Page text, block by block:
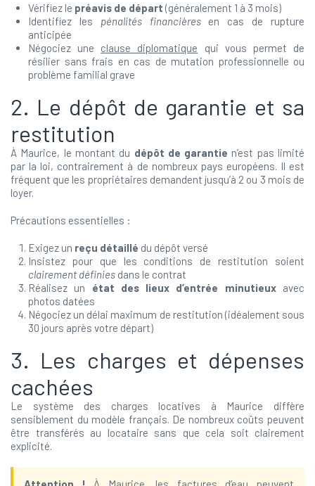
Vérifiez le préavis de départ (généralement 1 à 3 mois)
Identifiez les pénalités financièresen cas de rupture
anticipée
Négociez une clause diplomatique qui vous permet de
résilier sans frais en cas de mutation professionnelle ou
problème familial grave
2. Le dépôt de garantie et sa
restitution
À Maurice, le montant du dépôt de garantie n’est pas limité
par la loi, contrairement à de nombreux pays européens. Il est
fréquent que les propriétaires demandent jusqu’à 2 ou 3 mois de
loyer.
Précautions essentielles :
Exigez un reçu détaillé du dépôt versé
Insistez pour que les conditions de restitution soient
clairement définies dans le contrat
Réalisez un état des lieux d’entrée minutieuxavec
photos datées
Négociez un délai maximum de restitution (idéalement sous
30 jours après votre départ)
3. Les charges et dépenses
cachées
Le système des charges locatives à Maurice diffère
sensiblement du modèle français. De nombreux coûts peuvent
être transférés au locataire sans que cela soit clairement
explicité.